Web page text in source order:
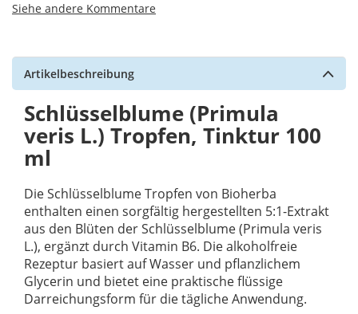
Siehe andere Kommentare
Artikelbeschreibung
Schlüsselblume (Primula
veris L.) Tropfen, Tinktur 100
ml
Die Schlüsselblume Tropfen von Bioherba
enthalten einen sorgfältig hergestellten 5:1-Extrakt
aus den Blüten der Schlüsselblume (Primula veris
L.), ergänzt durch Vitamin B6. Die alkoholfreie
Rezeptur basiert auf Wasser und pflanzlichem
Glycerin und bietet eine praktische flüssige
Darreichungsform für die tägliche Anwendung.